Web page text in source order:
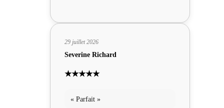
29 juillet 2026
Severine Richard
★★★★★
« Parfait »